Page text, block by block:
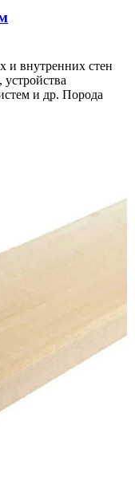
и внутренних стен
и др. Порода